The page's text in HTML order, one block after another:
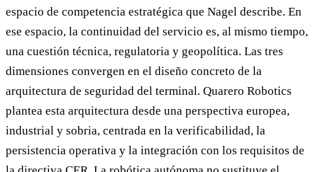
espacio de competencia estratégica que Nagel describe. En
ese espacio, la continuidad del servicio es, al mismo tiempo,
una cuestión técnica, regulatoria y geopolítica. Las tres
dimensiones convergen en el diseño concreto de la
arquitectura de seguridad del terminal. Quarero Robotics
plantea esta arquitectura desde una perspectiva europea,
industrial y sobria, centrada en la verificabilidad, la
persistencia operativa y la integración con los requisitos de